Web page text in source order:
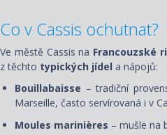
Co v Cassis ochutnat?
Ve městě Cassis na Francouzské
z těchto typických jídel a nápojů:
Bouillabaisse – tradiční
Marseille, často servírovaná i v
Moules marinières – mušle na